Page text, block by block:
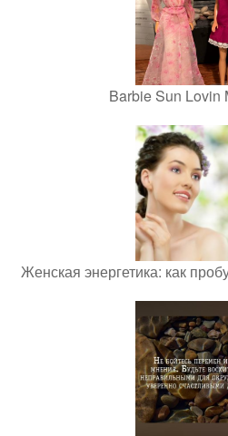
Barbie Sun Lovin
Женская энергетика: как